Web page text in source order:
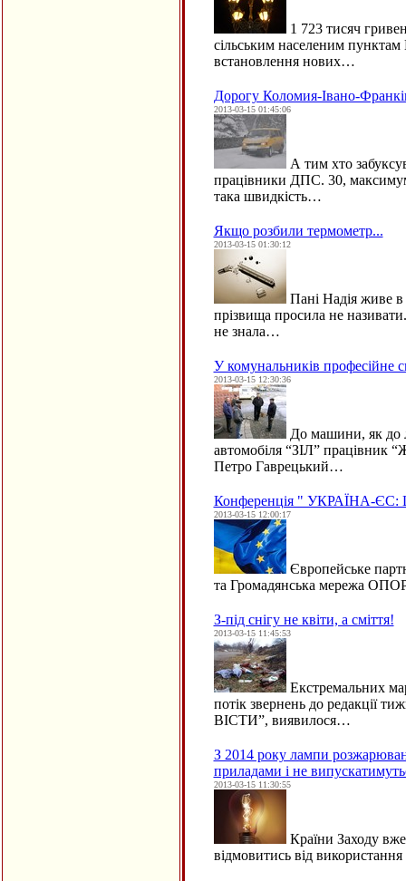
1 723 тисяч
сільським населеним
встановлення нових…
Дорогу Коломия-Івано-
2013-03-15 01:45:06
А тим хто
працівники ДПС. 30,
така швидкість…
Якщо розбили термометр...
2013-03-15 01:30:12
Пані Надія живе
прізвища просила не
не знала…
У комунальників професійне
2013-03-15 12:30:36
До машини, як до
автомобіля “ЗІЛ” працівник
Петро Гаврецький…
Конференція " УКРАЇНА-
2013-03-15 12:00:17
Європейське
та Громадянська мережа
З-під снігу не квіти, а сміття!
2013-03-15 11:45:53
Екстремальних
потік звернень до редак­ції
ВІСТИ”, виявилося…
З 2014 року лампи
приладами і не
2013-03-15 11:30:55
Країни Заходу
відмовитись від